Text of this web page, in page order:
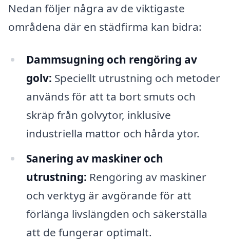
Nedan följer några av de viktigaste
områdena där en städfirma kan bidra:
Dammsugning och rengöring av
golv: Speciellt utrustning och metoder
används för att ta bort smuts och
skräp från golvytor, inklusive
industriella mattor och hårda ytor.
Sanering av maskiner och
utrustning: Rengöring av maskiner
och verktyg är avgörande för att
förlänga livslängden och säkerställa
att de fungerar optimalt.